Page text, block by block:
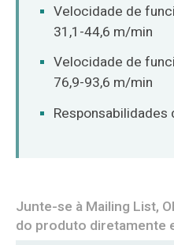
Velocidade de
31,1-44,6 m/min
Velocidade de
76,9-93,6 m/min
Responsabilidades
Junte-se à Mailing List,
do produto diretamente